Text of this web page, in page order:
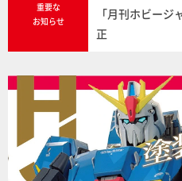
重要な
お知らせ
「月刊ホビー
正